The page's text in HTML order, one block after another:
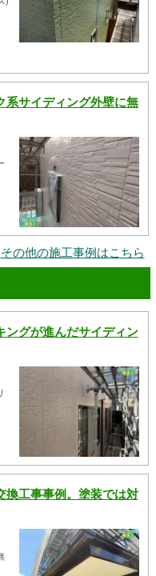
系サイディング外壁に無
その他の施工事例はこちら
ングが進んだサイディン
換工事事例。塗装では対